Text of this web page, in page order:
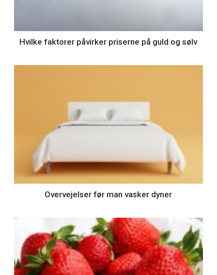
Hvilke faktorer påvirker priserne på guld og sølv
Overvejelser før man vasker dyner